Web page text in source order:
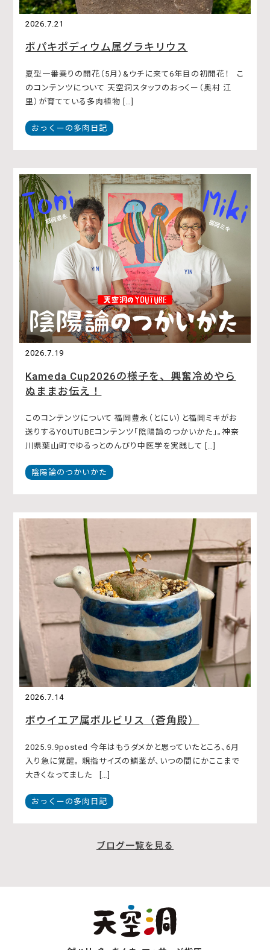
2026.7.21
ボパキポディウム属グラキリウス
夏型一番乗りの開花（5月）&ウチに来て6年目の初開花！ こ
のコンテンツについて 天空洞スタッフのおっくー（奥村 江
里）が育てている多肉植物 […]
おっくーの多肉日記
2026.7.19
Kameda Cup2026の様子を、興奮冷めやら
ぬままお伝え！
このコンテンツについて 福岡豊永（とにい）と福岡ミキがお
送りするYOUTUBEコンテンツ「陰陽論のつかいかた」。神奈
川県葉山町でゆるっとのんびり中医学を実践して […]
陰陽論のつかいかた
2026.7.14
ボウイエア属ボルビリス（蒼角殿）
2025.9.9posted 今年はもうダメかと思っていたところ、6月
入り急に覚醒。 親指サイズの鱗茎が、いつの間にかここまで
大きくなってました […]
おっくーの多肉日記
ブログ一覧を見る